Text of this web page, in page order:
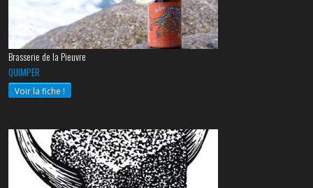
Brasserie de la Pieuvre
QUIMPER
Voir la fiche !